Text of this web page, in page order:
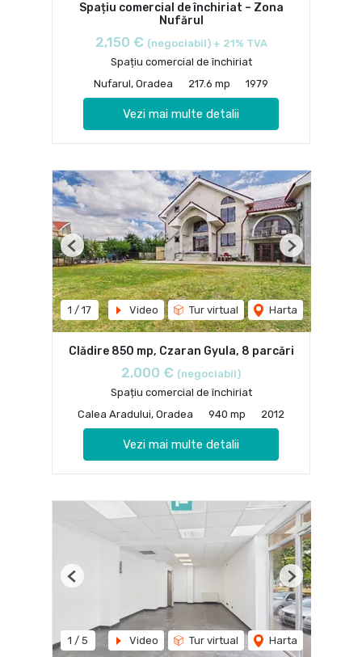
Spațiu comercial de închiriat – Zona
Nufărul
2,150 € (negociabil) + 21% TVA
Spațiu comercial de închiriat
Nufarul, Oradea
217.6 mp 1979
Vezi mai multe detalii
1 / 17 Video Tur virtual Harta
Previous Next
Clădire 850 mp, Czaran Gyula, 8 parcări
2,000 € (negociabil)
Spațiu comercial de închiriat
Calea Aradului, Oradea
940 mp 2012
Vezi mai multe detalii
1 / 5 Video Tur virtual Harta
Previous Next